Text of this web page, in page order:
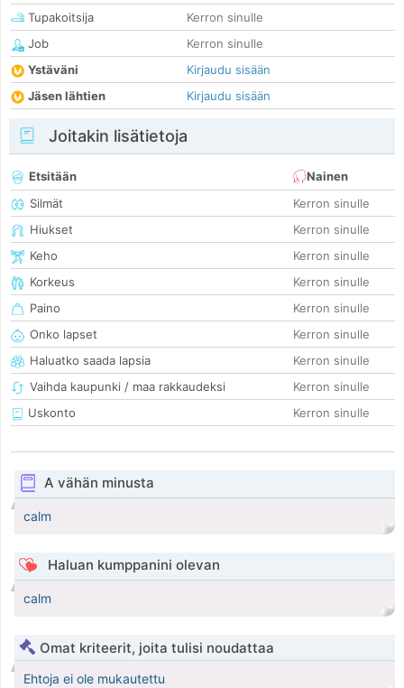
Tupakoitsija
Kerron sinulle
Job
Kerron sinulle
Ystäväni
Kirjaudu sisään
Jäsen lähtien
Kirjaudu sisään
Joitakin lisätietoja
Etsitään
Nainen
Silmät
Kerron sinulle
Hiukset
Kerron sinulle
Keho
Kerron sinulle
Korkeus
Kerron sinulle
Paino
Kerron sinulle
Onko lapset
Kerron sinulle
Haluatko saada lapsia
Kerron sinulle
Vaihda kaupunki / maa rakkaudeksi
Kerron sinulle
Uskonto
Kerron sinulle
A vähän minusta
calm
Haluan kumppanini olevan
calm
Omat kriteerit, joita tulisi noudattaa
Ehtoja ei ole mukautettu